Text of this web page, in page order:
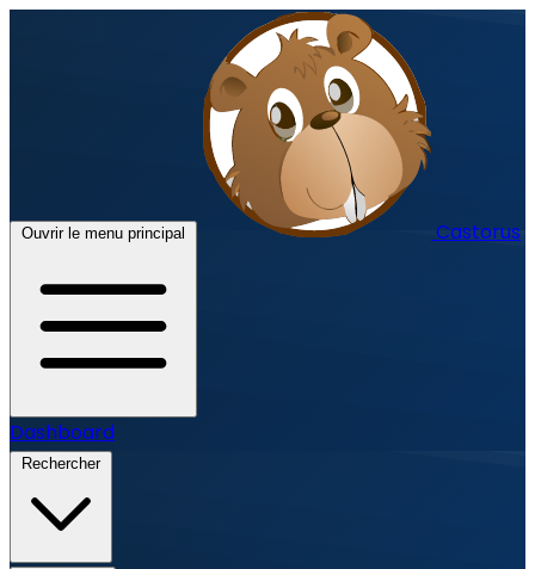
Ouvrir le menu principal Castorus
Dashboard
Rechercher